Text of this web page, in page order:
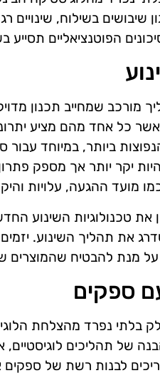
בשילוח, שינויים
הפוטנציאליים
מורכב שמחייב תכנון
כל אחד מהם מציע
ביותר, במיוחד עבור
יקר יותר אך מספק
מועד ההגעה, עלויות
טכנולוגיות השינוע
את תהליך השינוע.
מנת להבטיח שהמוצרים
ספקים
בלתי נפרד מהצלחת
של תהליכים
לבנות רשת של